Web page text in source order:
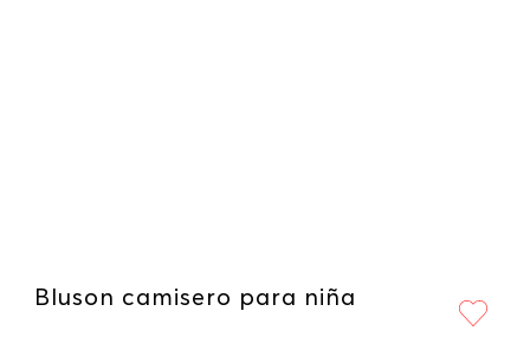
Bluson camisero para niña